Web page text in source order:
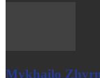
Mykhailo